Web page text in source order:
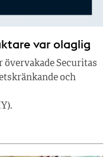
var olaglig
övervakade Securitas
och